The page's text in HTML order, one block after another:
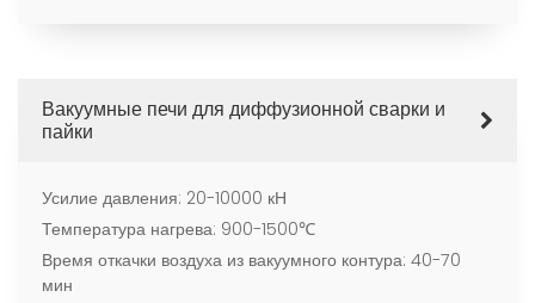
Вакуумные печи для диффузионной сварки и
пайки
Усилие давления: 20-10000 кН
Температура нагрева: 900-1500℃
Время откачки воздуха из вакуумного контура: 40-70
мин